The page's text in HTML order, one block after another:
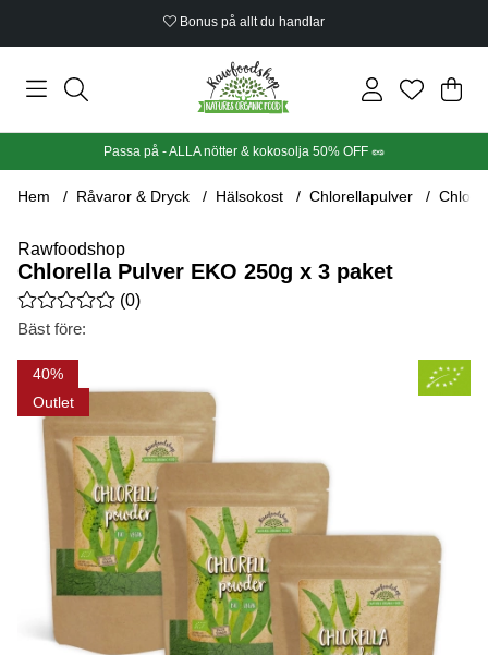
Bonus på allt du handlar
Din
.
Passa på - ALLA nötter & kokosolja 50% OFF 🥜
Hem Råvaror & Dryck Hälsokost Chlorellapulver
Rawfoodshop
Chlorella Pulver EKO 250g x 3 paket
Medelbetyg 0 av 5 Antal betyg 0
(0)
Bäst före:
40
Outlet
Produktbilder Chlorella Pulver EKO 250g x 3 paket